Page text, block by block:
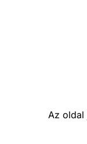
Az oldal